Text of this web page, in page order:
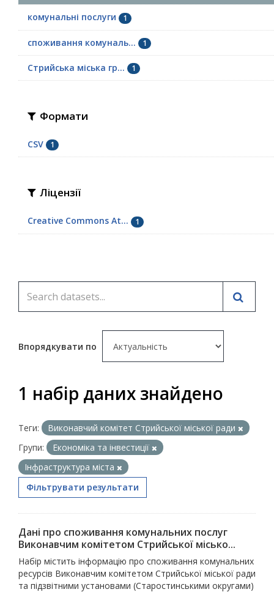
комунальні послуги 1
споживання комуналь... 1
Стрийська міська гр... 1
Формати
CSV 1
Ліцензії
Creative Commons At... 1
Впорядкувати по
1 набір даних знайдено
Теги:
Виконавчий комітет Стрийської міської ради
Групи:
Економіка та інвестиції
Інфраструктура міста
Фільтрувати результати
Дані про споживання комунальних послуг
Виконавчим комітетом Стрийської місько...
Набір містить інформацію про споживання комунальних
ресурсів Виконавчим комітетом Стрийської міської ради
та підзвітними установами (Старостинськими округами)